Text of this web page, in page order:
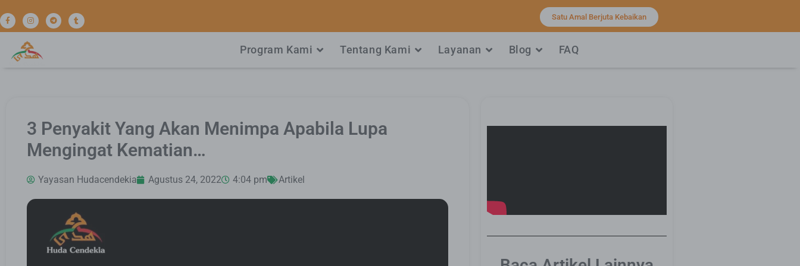
Satu Amal Berjuta Kebaikan
Program Kami Tentang Kami Layanan Blog FAQ
3 Penyakit Yang Akan Menimpa Apabila Lupa
Mengingat Kematian…
Yayasan Hudacendekia Agustus 24, 2022 4:04 pm Artikel